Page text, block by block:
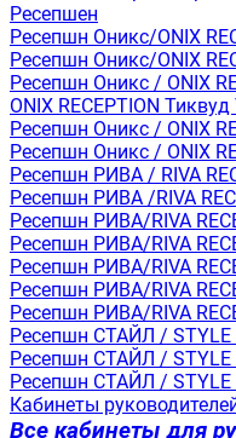
Ресепшен
Ресепшн Оникс/ONIX
Ресепшн Оникс/ONIX
Ресепшн Оникс / ONIX
ONIX RECEPTION
Ресепшн Оникс / ONIX
Ресепшн Оникс / ONIX
Ресепшн РИВА / RIVA
Ресепшн РИВА /RIVA
Ресепшн РИВА/RIVA
Ресепшн РИВА/RIVA
Ресепшн РИВА/RIVA
Ресепшн РИВА/RIVA
Ресепшн РИВА/RIVA
Ресепшн СТАЙЛ / STYLE
Ресепшн СТАЙЛ / STYLE
Ресепшн СТАЙЛ / STYLE
Кабинеты
Все кабинеты для